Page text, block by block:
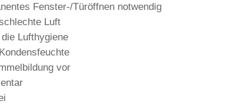
Fenster-/Türöffnen notwendig
Luft
Lufthygiene
vor